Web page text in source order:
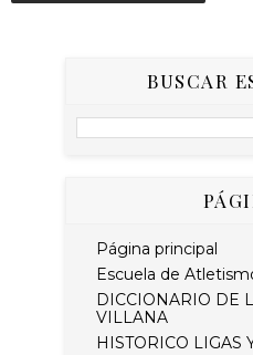
BUSCAR
Página principal
Escuela de
DICCIONARIO DE
VILLANA
HISTORICO LIGAS